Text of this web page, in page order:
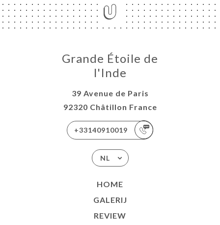
Grande Étoile de
l'Inde
39 Avenue de Paris
92320 Châtillon France
+33140910019
NL
HOME
GALERIJ
REVIEW